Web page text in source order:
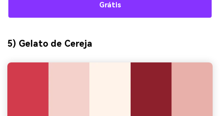
Grátis
5) Gelato de Cereja